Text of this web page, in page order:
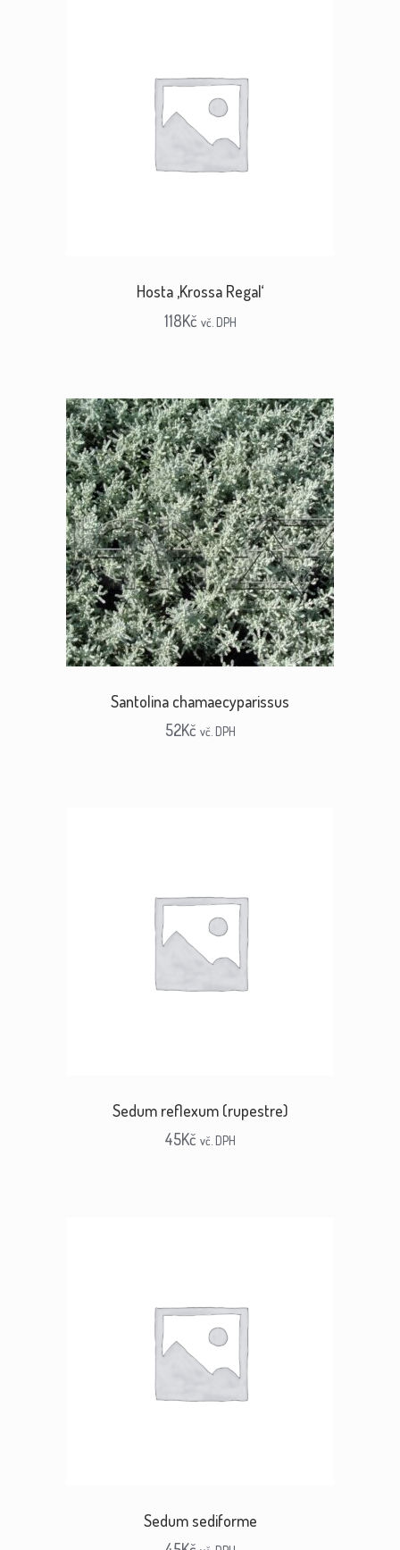
Hosta ‚Krossa Regal‘
118Kč vč. DPH
Santolina chamaecyparissus
52Kč vč. DPH
Sedum reflexum (rupestre)
45Kč vč. DPH
Sedum sediforme